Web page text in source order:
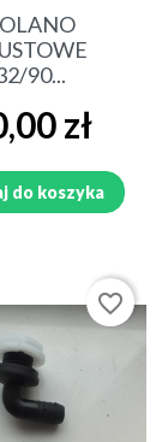
DO CEBULI
CZĘŚCI
podgląd
90...
zł
do koszyka
favorite_border